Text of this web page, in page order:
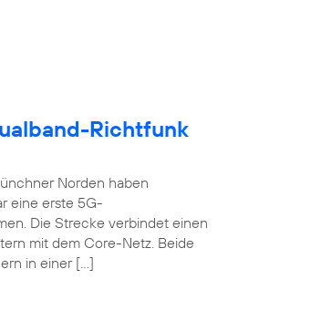
Richtfunk
Norden haben
eine erste 5G-
Die Strecke verbindet einen
mit dem Core-Netz. Beide
in einer […]